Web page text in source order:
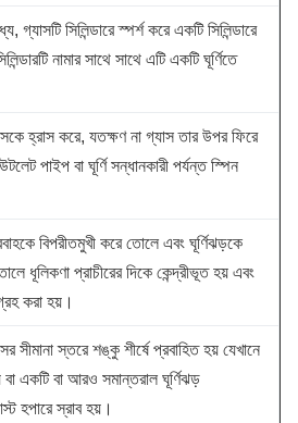
গ্যাসটি সিলিন্ডারে স্পর্শ করে একটি সিলিন্ডারে
নামার সাথে সাথে এটি একটি ঘূর্ণিতে
হ্রাস করে, যতক্ষণ না গ্যাস তার উপর ফিরে
পাইপ বা ঘূর্ণি সন্ধানকারী পর্যন্ত স্পিন
বিপরীতমুখী করে তোলে এবং ঘূর্ণিঝড়কে
ধূলিকণা প্রাচীরের দিকে কেন্দ্রীভূত হয় এবং
করা হয়।
সীমানা স্তরে শঙ্কু শীর্ষে প্রবাহিত হয় যেখানে
বা একটি বা আরও সমান্তরাল ঘূর্ণিঝড়
হপারে স্রাব হয়।